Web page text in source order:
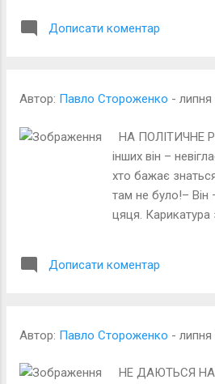
незбагненну він
ще не жила.
Що робиш тут,
Якого тут хрена
Дописати коментар
Автор: Павло Стороженко - липня
НА ПОЛІТИЧНЕ
інших він –
хто бажає
там не було!– Він
цяця. Карикатура
Дописати коментар
Автор: Павло Стороженко - липня
НЕ ДАЮТЬСЯ НА